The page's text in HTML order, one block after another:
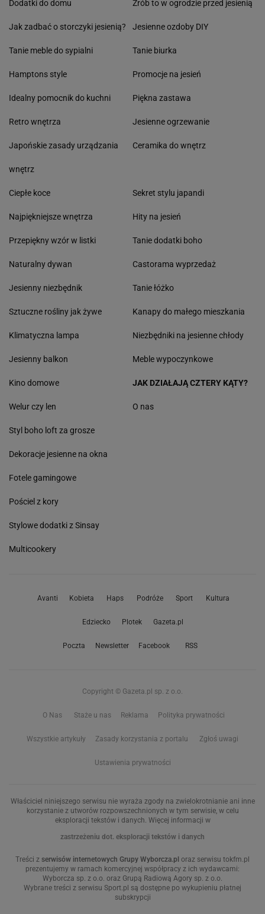
Dodatki do domu
Jak zadbać o storczyki jesienią?
Tanie meble do sypialni
Hamptons style
Idealny pomocnik do kuchni
Retro wnętrza
Japońskie zasady urządzania
wnętrz
Zrób to w ogrodzie przed jesienią
Jesienne ozdoby DIY
Tanie biurka
Promocje na jesień
Piękna zastawa
Jesienne ogrzewanie
Ceramika do wnętrz
Ciepłe koce
Najpiękniejsze wnętrza
Przepiękny wzór w listki
Naturalny dywan
Jesienny niezbędnik
Sztuczne rośliny jak żywe
Klimatyczna lampa
Jesienny balkon
Sekret stylu japandi
Hity na jesień
Tanie dodatki boho
Castorama wyprzedaż
Tanie łóżko
Kanapy do małego mieszkania
Niezbędniki na jesienne chłody
Meble wypoczynkowe
Kino domowe
Welur czy len
Styl boho loft za grosze
Dekoracje jesienne na okna
Fotele gamingowe
Pościel z kory
Stylowe dodatki z Sinsay
Multicookery
JAK DZIAŁAJĄ CZTERY KĄTY?
O nas
Avanti Kobieta Haps Podróże Sport Kultura
Edziecko Plotek Gazeta.pl
Poczta Newsletter Facebook RSS
Copyright © Gazeta.pl sp. z o.o.
O Nas Staże u nas Reklama Polityka prywatności
Wszystkie artykuły Zasady korzystania z portalu Zgłoś uwagi
Ustawienia prywatności
Właściciel niniejszego serwisu nie wyraża zgody na zwielokrotnianie ani inne
korzystanie z utworów rozpowszechnionych w tym serwisie, w celu
eksploracji tekstów i danych. Więcej informacji w
zastrzeżeniu dot. eksploracji tekstów i danych
Treści z serwisów internetowych Grupy Wyborcza.pl oraz serwisu tokfm.pl
prezentujemy w ramach komercyjnej współpracy z ich wydawcami:
Wyborcza sp. z o.o. oraz Grupą Radiową Agory sp. z o.o.
Wybrane treści z serwisu Sport.pl są dostępne po wykupieniu płatnej
subskrypcji